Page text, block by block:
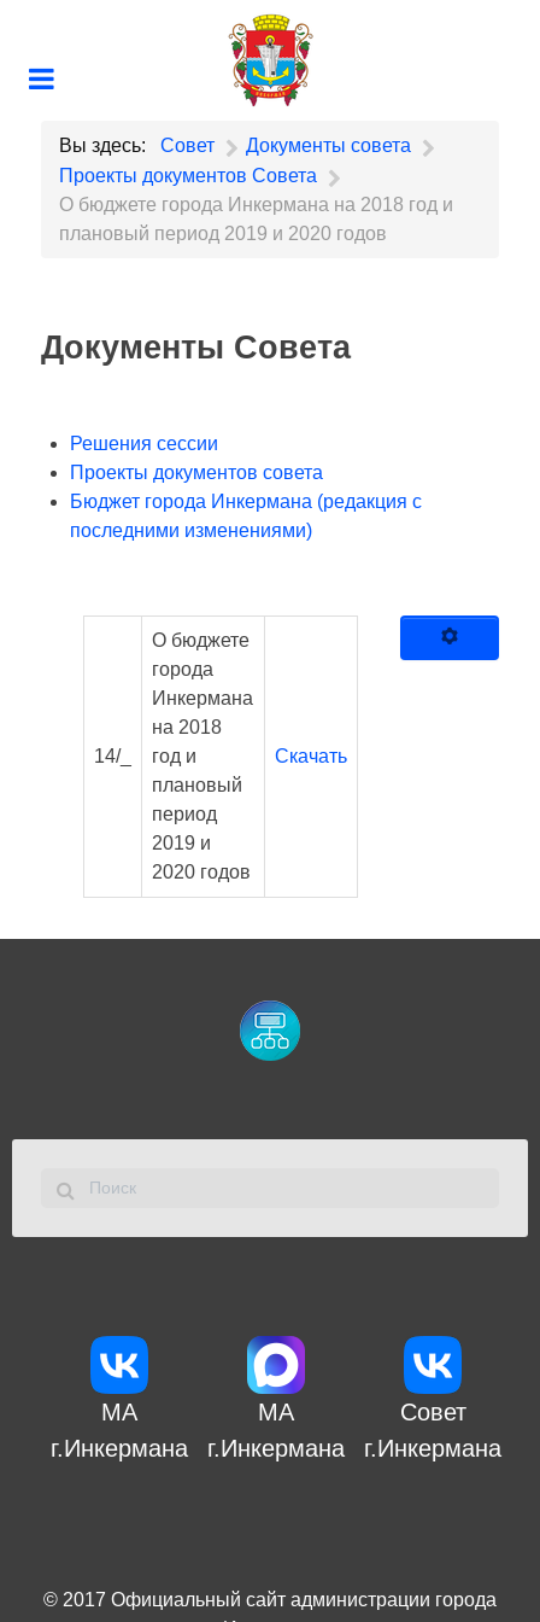
Вы здесь: Совет
Документы совета
Проекты документов Совета
О бюджете города Инкермана на 2018 год и
плановый период 2019 и 2020 годов
Документы Совета
Решения сессии
Проекты документов совета
Бюджет города Инкермана (редакция с
последними изменениями)
14/_
О бюджете
города
Инкермана
на 2018
год и
плановый
период
2019 и
2020 годов
Скачать
МА
г.Инкермана
МА
г.Инкермана
Совет
г.Инкермана
© 2017 Официальный сайт администрации города